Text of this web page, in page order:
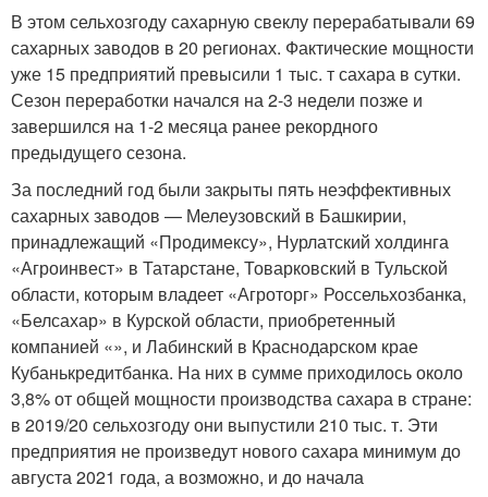
В этом сельхозгоду сахарную свеклу перерабатывали 69
сахарных заводов в 20 регионах. Фактические мощности
уже 15 предприятий превысили 1 тыс. т сахара в сутки.
Сезон переработки начался на 2-3 недели позже и
завершился на 1-2 месяца ранее рекордного
предыдущего сезона.
За последний год были закрыты пять неэффективных
сахарных заводов — Мелеузовский в Башкирии,
принадлежащий «Продимексу», Нурлатский холдинга
«Агроинвест» в Татарстане, Товарковский в Тульской
области, которым владеет «Агроторг» Россельхозбанка,
«Белсахар» в Курской области, приобретенный
компанией «», и Лабинский в Краснодарском крае
Кубанькредитбанка. На них в сумме приходилось около
3,8% от общей мощности производства сахара в стране:
в 2019/20 сельхозгоду они выпустили 210 тыс. т. Эти
предприятия не произведут нового сахара минимум до
августа 2021 года, а возможно, и до начала